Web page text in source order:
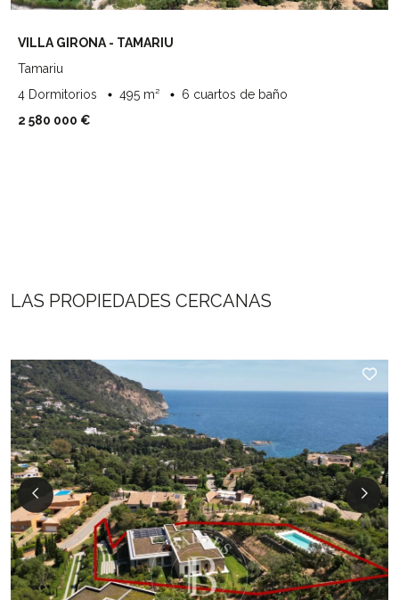
VILLA GIRONA - TAMARIU
Tamariu
4 Dormitorios
495 m²
6 cuartos de baño
2 580 000 €
LAS PROPIEDADES CERCANAS